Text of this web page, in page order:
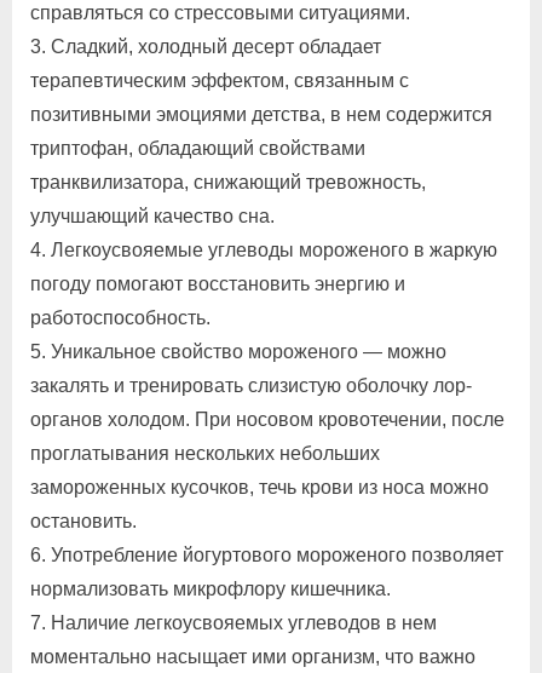
справляться со стрессовыми ситуациями.
3. Сладкий, холодный десерт обладает
терапевтическим эффектом, связанным с
позитивными эмоциями детства, в нем содержится
триптофан, обладающий свойствами
транквилизатора, снижающий тревожность,
улучшающий качество сна.
4. Легкоусвояемые углеводы мороженого в жаркую
погоду помогают восстановить энергию и
работоспособность.
5. Уникальное свойство мороженого — можно
закалять и тренировать слизистую оболочку лор-
органов холодом. При носовом кровотечении, после
проглатывания нескольких небольших
замороженных кусочков, течь крови из носа можно
остановить.
6. Употребление йогуртового мороженого позволяет
нормализовать микрофлору кишечника.
7. Наличие легкоусвояемых углеводов в нем
моментально насыщает ими организм, что важно